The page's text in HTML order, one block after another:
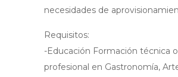
necesidades de
Requisitos:
-Educación Formación técnica o
profesional en Gastronomía,